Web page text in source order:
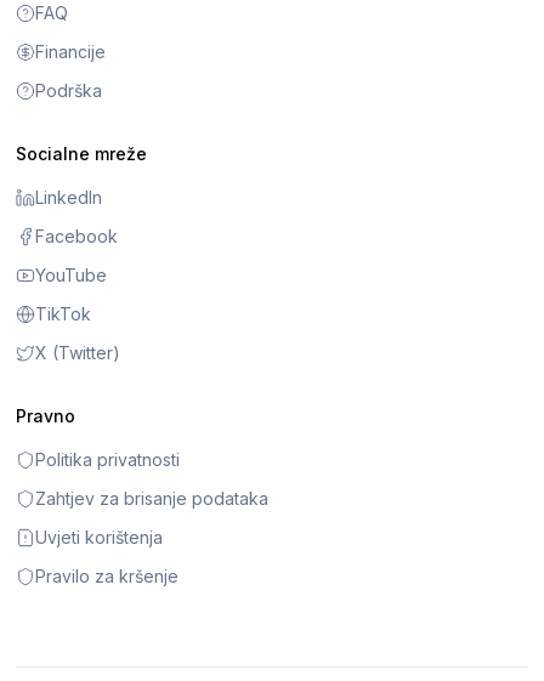
FAQ
Financije
Podrška
Socialne mreže
LinkedIn
Facebook
YouTube
TikTok
X (Twitter)
Pravno
Politika privatnosti
Zahtjev za brisanje podataka
Uvjeti korištenja
Pravilo za kršenje